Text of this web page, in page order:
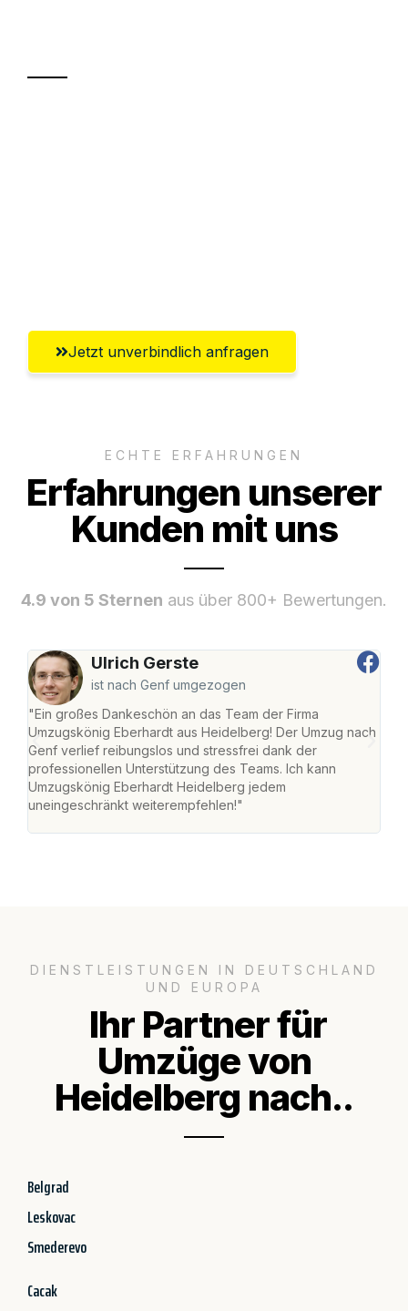
Jetzt unverbindlich anfragen
ECHTE ERFAHRUNGEN
Erfahrungen unserer
Kunden mit uns
4.9 von 5 Sternen aus über 800+ Bewertungen.
Ulrich Gerste
ist nach Genf umgezogen
"Ein großes Dankeschön an das Team der Firma
Umzugskönig Eberhardt aus Heidelberg! Der Umzug nach
Genf verlief reibungslos und stressfrei dank der
professionellen Unterstützung des Teams. Ich kann
Umzugskönig Eberhardt Heidelberg jedem
uneingeschränkt weiterempfehlen!"
DIENSTLEISTUNGEN IN DEUTSCHLAND
UND EUROPA
Ihr Partner für
Umzüge von
Heidelberg nach..
Belgrad
Leskovac
Smederevo
Cacak